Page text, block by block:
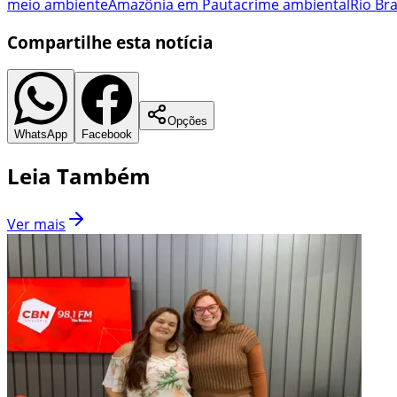
meio ambienteAmazônia em Pautacrime ambientalRio
Compartilhe esta notícia
WhatsApp Facebook
Opções
Leia Também
Ver mais